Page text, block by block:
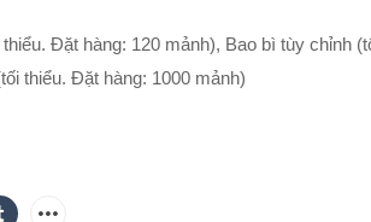
Đặt hàng: 120 mảnh), Bao bì tùy chỉnh
thiểu. Đặt hàng: 1000 mảnh)